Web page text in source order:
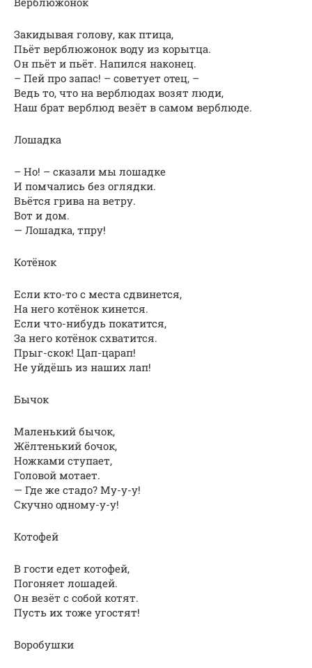
Закидывая голову, как птица,
Пьёт верблюжонок воду из корытца.
Он пьёт и пьёт. Напился наконец.
– Пей про запас! – советует отец, –
Ведь то, что на верблюдах возят люди,
Наш брат верблюд везёт в самом верблюде.
Лошадка
– Но! – сказали мы лошадке
И помчались без оглядки.
Вьётся грива на ветру.
Вот и дом.
— Лошадка, тпру!
Котёнок
Если кто-то с места сдвинется,
На него котёнок кинется.
Если что-нибудь покатится,
За него котёнок схватится.
Прыг-скок! Цап-царап!
Не уйдёшь из наших лап!
Бычок
Маленький бычок,
Жёлтенький бочок,
Ножками ступает,
Головой мотает.
— Где же стадо? Му-у-у!
Скучно одному-у-у!
Котофей
В гости едет котофей,
Погоняет лошадей.
Он везёт с собой котят.
Пусть их тоже угостят!
Воробушки